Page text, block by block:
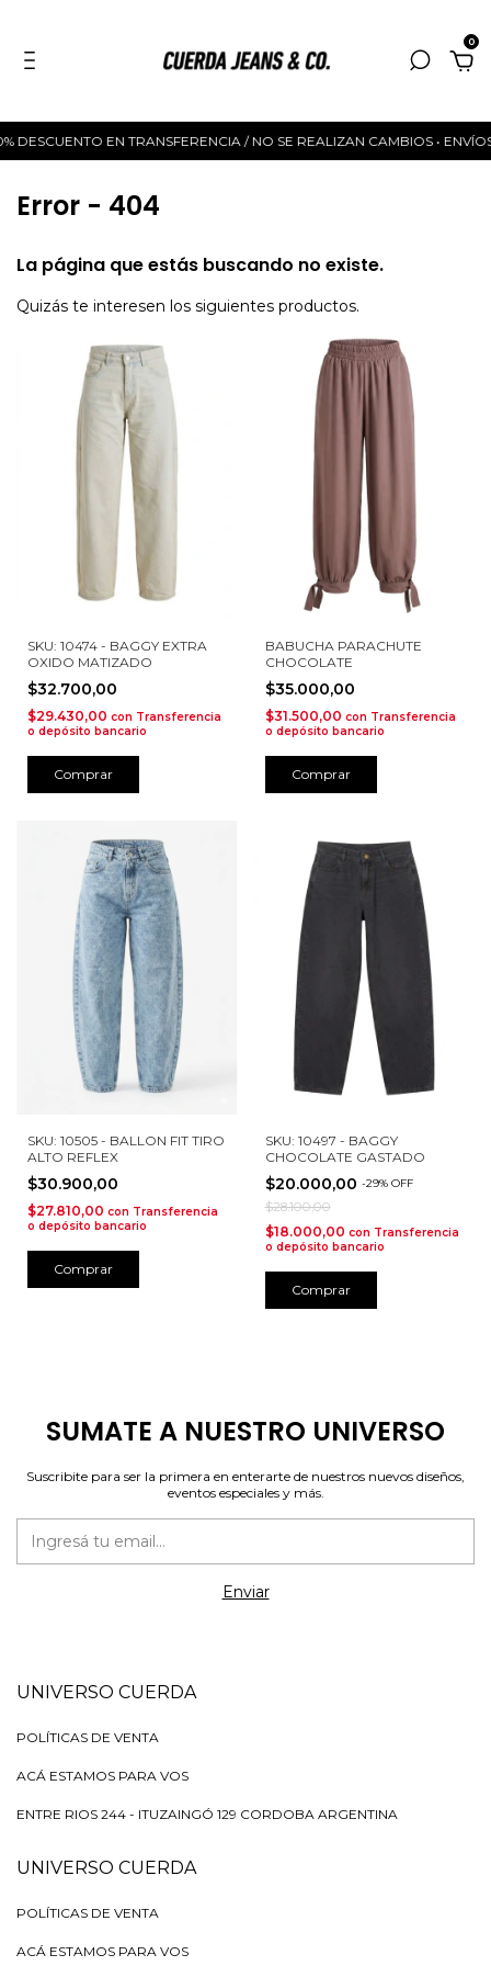
0
EN TRANSFERENCIA / NO SE REALIZAN CAMBIOS •
Error - 404
La página que estás buscando no existe.
Quizás te interesen los siguientes productos.
SKU: 10474 - BAGGY EXTRA
OXIDO MATIZADO
$32.700,00
$29.430,00 con Transferencia
o depósito bancario
Comprar
BABUCHA PARACHUTE
CHOCOLATE
$35.000,00
$31.500,00 con Transferencia
o depósito bancario
Comprar
SKU: 10505 - BALLON FIT TIRO
ALTO REFLEX
$30.900,00
$27.810,00 con Transferencia
o depósito bancario
Comprar
SKU: 10497 - BAGGY
CHOCOLATE GASTADO
$20.000,00 -29% OFF
$28.100,00
$18.000,00 con Transferencia
o depósito bancario
Comprar
SUMATE A NUESTRO UNIVERSO
Suscribite para ser la primera en enterarte de nuestros nuevos diseños,
eventos especiales y más.
UNIVERSO CUERDA
POLÍTICAS DE VENTA
ACÁ ESTAMOS PARA VOS
ENTRE RIOS 244 - ITUZAINGÓ 129 CORDOBA ARGENTINA
UNIVERSO CUERDA
POLÍTICAS DE VENTA
ACÁ ESTAMOS PARA VOS